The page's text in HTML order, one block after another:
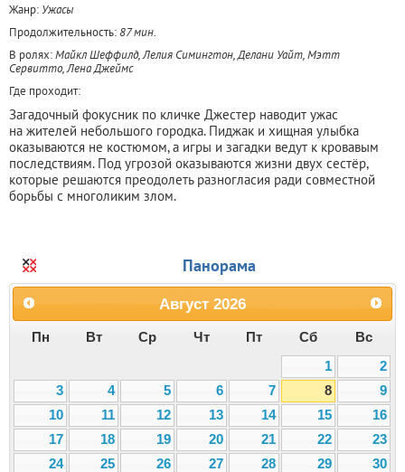
Жанр: Ужасы
Продолжительность:87 мин.
В ролях:Майкл Шеффилд, Лелия Симингтон, Делани Уайт, Мэтт
Сервитто, Лена Джеймс
Где проходит:
Загадочный фокусник по кличке Джестер наводит ужас
на жителей небольшого городка. Пиджак и хищная улыбка
оказываются не костюмом, а игры и загадки ведут к кровавым
последствиям. Под угрозой оказываются жизни двух сестёр,
которые решаются преодолеть разногласия ради совместной
борьбы с многоликим злом.
Панорама
Август 2026
Пн Вт Ср Чт Пт Сб
Вс
1
2
3
4 5 6 7 8
9
10
11 12 13 14 15
16
17
18 19 20 21 22
23
24
25 26 27 28 29
30